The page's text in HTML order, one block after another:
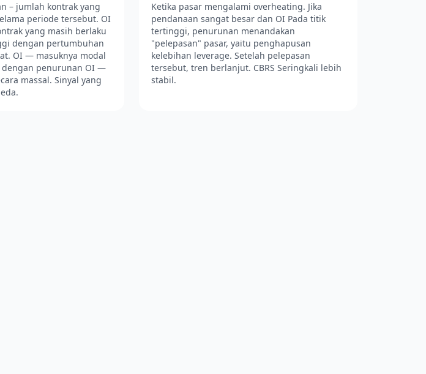
– jumlah kontrak yang
periode tersebut. OI
yang masih berlaku
dengan pertumbuhan
OI — masuknya modal
dengan penurunan OI —
massal. Sinyal yang
Ketika pasar mengalami overheating. Jika
pendanaan sangat besar dan OI Pada titik
tertinggi, penurunan menandakan
"pelepasan" pasar, yaitu penghapusan
kelebihan leverage. Setelah pelepasan
tersebut, tren berlanjut. CBRS Seringkali lebih
stabil.